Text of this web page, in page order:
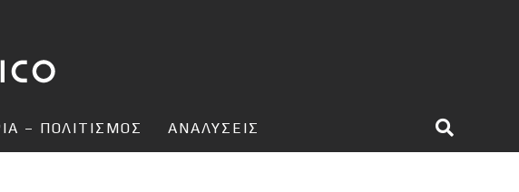
– ΠΟΛΙΤΙΣΜΟΣ ΑΝΑΛΥΣΕΙΣ